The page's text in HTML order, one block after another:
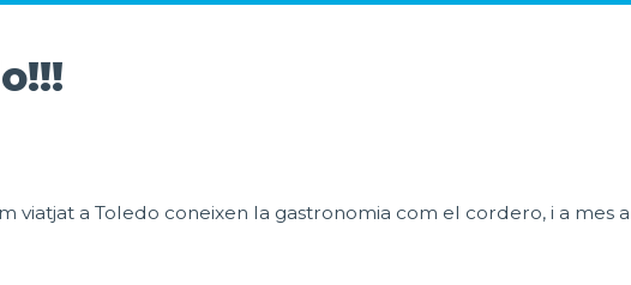
viatjat a Toledo coneixen la gastronomia com el cordero, i a mes